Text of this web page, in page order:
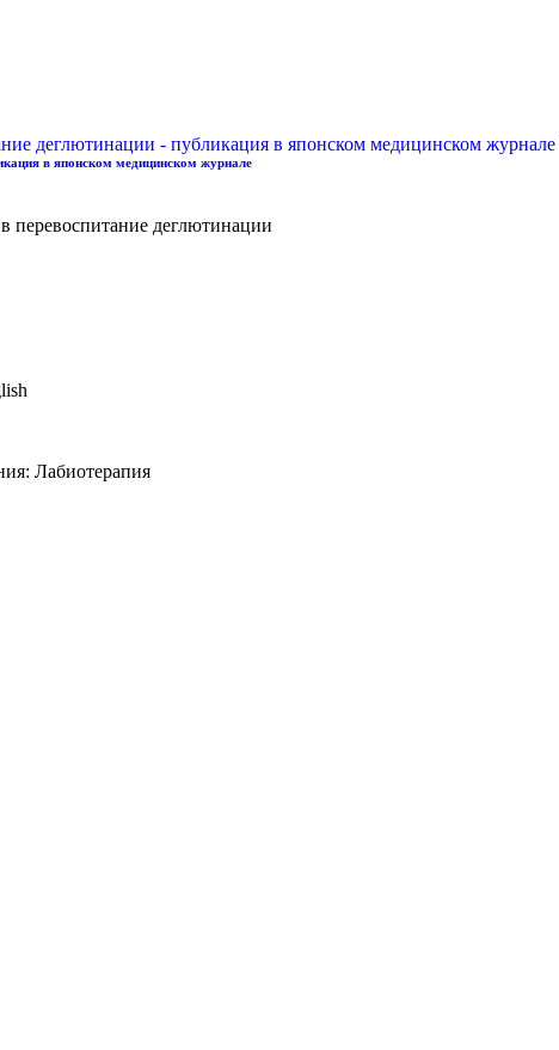
в японском медицинском журнале
перевоспитание деглютинации
Лабиотерапия